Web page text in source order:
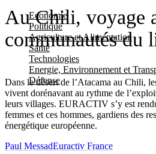
Economie
Politique
Agriculture et Alimentation
Santé
Technologies
Energie, Environnement et
Défense
Au Chili, voyage
communautés du
Dans le désert de l’Atacama au Chili,
vivent dorénavant au rythme de
leurs villages. EURACTIV s’y est
femmes et ces hommes, gardiens des
énergétique européenne.
Paul MessadEuractiv France